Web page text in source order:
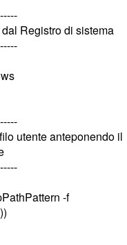
Registro di sistema
utente anteponendo il
-f